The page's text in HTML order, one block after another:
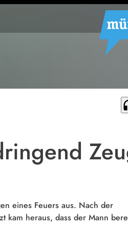
eines Feuers aus. Nach der
kam heraus, dass der Mann